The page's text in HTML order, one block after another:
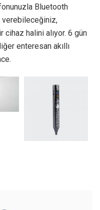
Bluetooth
verebileceğiniz,
cihaz halini alıyor. 6 gün
enteresan akıllı